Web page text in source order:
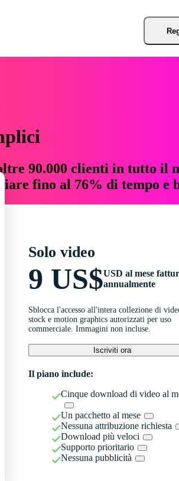
90.000 clienti in tutto il
fino al 76% di tempo e
Solo video
9 US$USD al mese
annualmente
Sblocca l'accesso all'intera collezione di
stock e motion graphics autorizzati per uso
commerciale. Immagini non incluse.
Iscriviti ora
Il piano include:
Cinque download di video al
Un pacchetto al mese
Nessuna attribuzione richiesta
Download più veloci
Supporto prioritario
Nessuna pubblicità